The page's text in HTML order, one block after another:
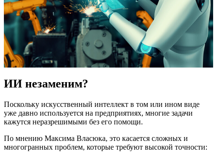
ИИ незаменим?
Поскольку искусственный интеллект в том или ином виде
уже давно используется на предприятиях, многие задачи
кажутся неразрешимыми без его помощи.
По мнению Максима Власюка, это касается сложных и
многогранных проблем, которые требуют высокой точности: